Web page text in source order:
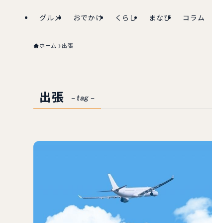
グルメ おでかけ くらし まなび コラム
ホーム 出張
出張 – tag –